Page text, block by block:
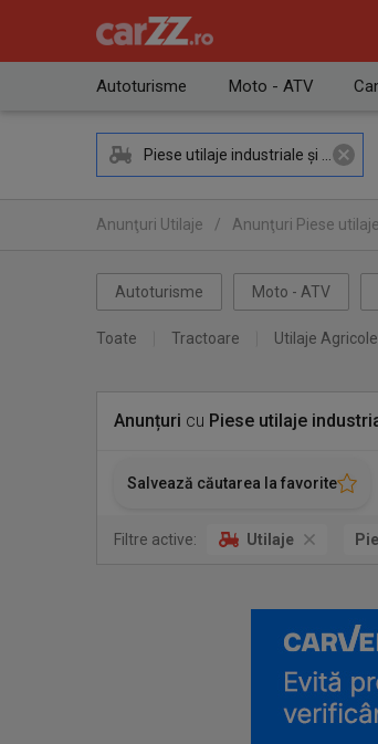
Autoturisme Moto - ATV
Anunţuri Utilaje / Anunţuri Piese
Anunţuri Piese utilaje industriale și de
Autoturisme
Moto - ATV
Toate Tractoare Utilaje Agricole
Anunțuri cu Piese utilaje
Salvează căutarea la favorite
Filtre active: Utilaje